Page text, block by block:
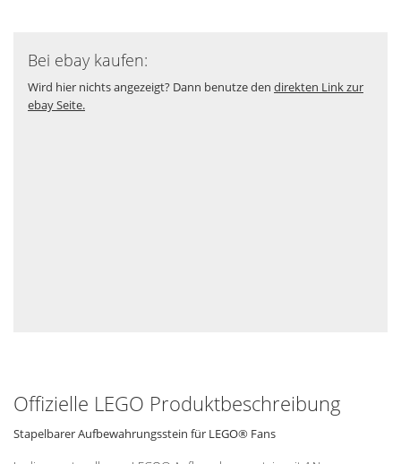
Bei ebay kaufen:
Wird hier nichts angezeigt? Dann benutze den direkten Link zur
ebay Seite.
Offizielle LEGO Produktbeschreibung
Stapelbarer Aufbewahrungsstein für LEGO® Fans